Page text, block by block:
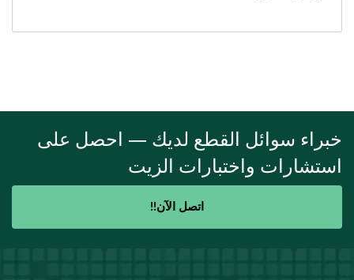
خبراء سوائل القطع لديك — احصل على
استشارات واختبارات الزيت
اتصل الآن!!